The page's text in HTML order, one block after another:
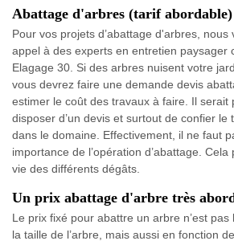
Abattage d'arbres (tarif abordable)
Pour vos projets d’abattage d'arbres, nous
appel à des experts en entretien paysager
Elagage 30. Si des arbres nuisent votre
vous devrez faire une demande devis
estimer le coût des travaux à faire. Il serait
disposer d’un devis et surtout de confier le
dans le domaine. Effectivement, il ne faut
importance de l’opération d’abattage.
vie des différents dégâts.
Un prix abattage d'arbre très
Le prix fixé pour abattre un arbre n’est
la taille de l’arbre, mais aussi en fonction